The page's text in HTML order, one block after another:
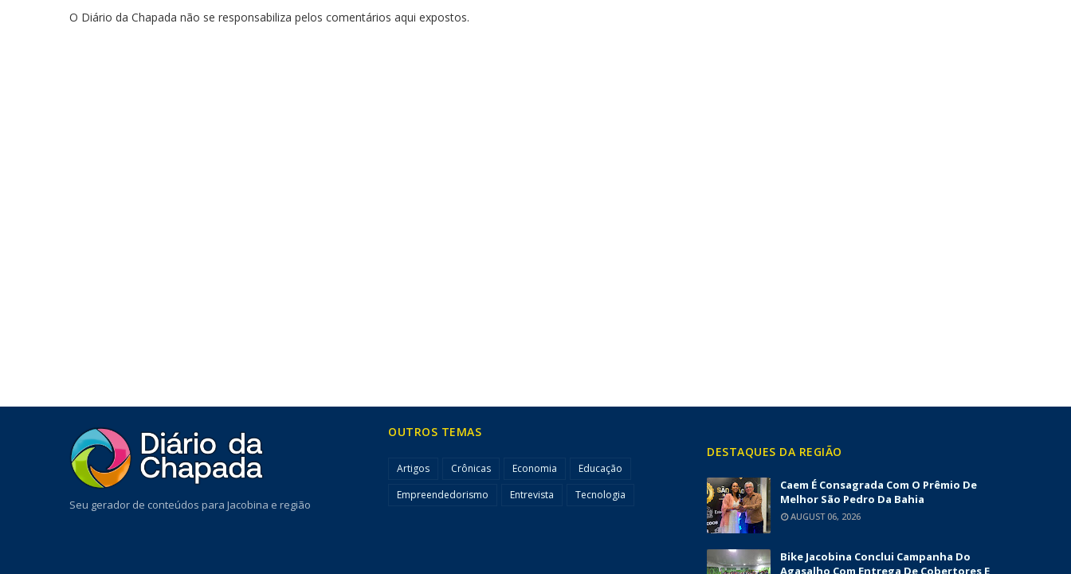
O Diário da Chapada não se responsabiliza pelos comentários aqui expostos.
Seu gerador de conteúdos para Jacobina e região
OUTROS TEMAS
Artigos Crônicas Economia
Educação
Empreendedorismo
Entrevista Tecnologia
DESTAQUES DA REGIÃO
Caem É Consagrada Com O Prêmio De
Melhor São Pedro Da Bahia
AUGUST 06, 2026
Bike Jacobina Conclui Campanha Do
Agasalho Com Entrega De Cobertores E